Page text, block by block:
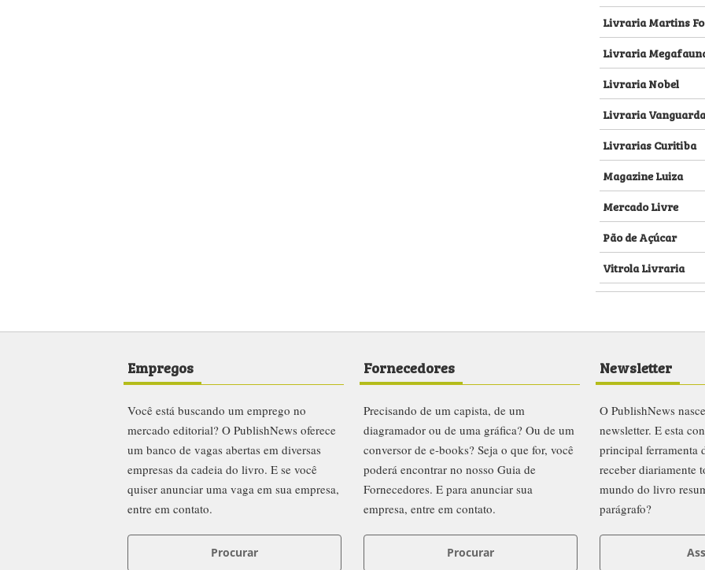
Livraria Martins
Livraria
Livraria Nobel
Livraria Vanguarda
Livrarias Curitiba
Magazine Luiza
Mercado Livre
Pão de Açúcar
Vitrola Livraria
Empregos
Você está buscando um emprego no
mercado editorial? O PublishNews oferece
um banco de vagas abertas em diversas
empresas da cadeia do livro. E se você
quiser anunciar uma vaga em sua empresa,
entre em contato.
Procurar
Fornecedores
Precisando de um capista, de um
diagramador ou de uma gráfica? Ou de um
conversor de e-books? Seja o que for, você
poderá encontrar no nosso Guia de
Fornecedores. E para anunciar sua
empresa, entre em contato.
Procurar
Newsletter
O PublishNews
newsletter. E esta
principal ferramenta
receber diariamente
mundo do livro
parágrafo?